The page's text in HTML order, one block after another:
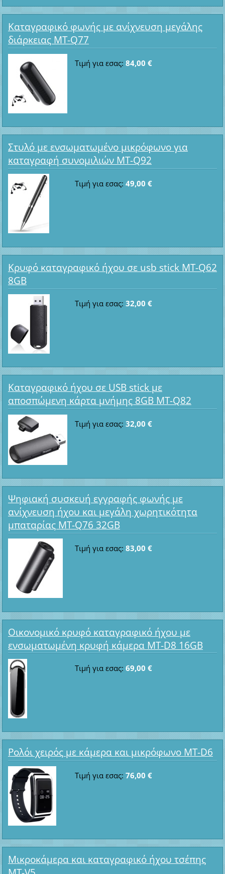
Καταγραφικό φωνής με ανίχνευση μεγάλης
διάρκειας MT-Q77
Τιμή για εσας: 84,00 €
Στυλό με ενσωματωμένο μικρόφωνο για
καταγραφή συνομιλιών MT-Q92
Τιμή για εσας: 49,00 €
Κρυφό καταγραφικό ήχου σε usb stick MT-Q62
8GB
Τιμή για εσας: 32,00 €
Καταγραφικό ήχου σε USB stick με
αποσπώμενη κάρτα μνήμης 8GB MT-Q82
Τιμή για εσας: 32,00 €
Ψηφιακή συσκευή εγγραφής φωνής με
ανίχνευση ήχου και μεγάλη χωρητικότητα
μπαταρίας MT-Q76 32GB
Τιμή για εσας: 83,00 €
Οικονομικό κρυφό καταγραφικό ήχου με
ενσωματωμένη κρυφή κάμερα MT-D8 16GB
Τιμή για εσας: 69,00 €
Ρολόι χειρός με κάμερα και μικρόφωνο MT-D6
Τιμή για εσας: 76,00 €
Μικροκάμερα και καταγραφικό ήχου τσέπης